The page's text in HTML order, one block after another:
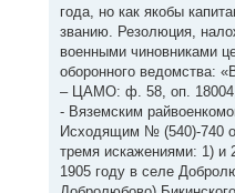
года, но как якобы
званию. Резолюция,
военными чиновниками
оборонного ведомства:
– ЦАМО: ф. 58, оп.
- Вяземским
Исходящим № (540)-740
тремя искажениями: 1) и
1905 году в селе